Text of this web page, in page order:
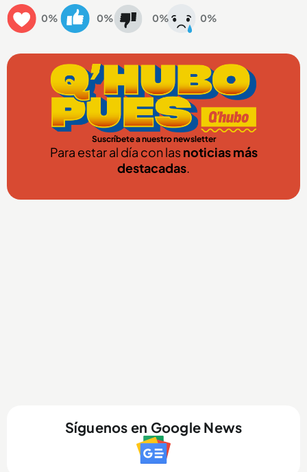
0% 0% 0% 0%
Suscríbete a nuestro newsletter
Para estar al día con lasnoticias más
destacadas
Síguenos en Google News